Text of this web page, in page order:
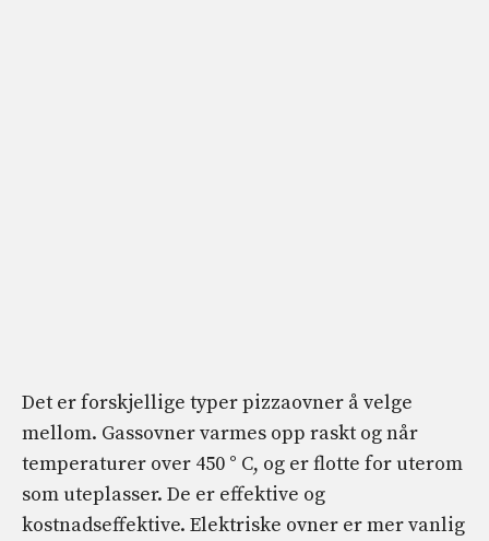
Det er forskjellige typer pizzaovner å velge
mellom. Gassovner varmes opp raskt og når
temperaturer over 450 ° C, og er flotte for uterom
som uteplasser. De er effektive og
kostnadseffektive. Elektriske ovner er mer vanlig